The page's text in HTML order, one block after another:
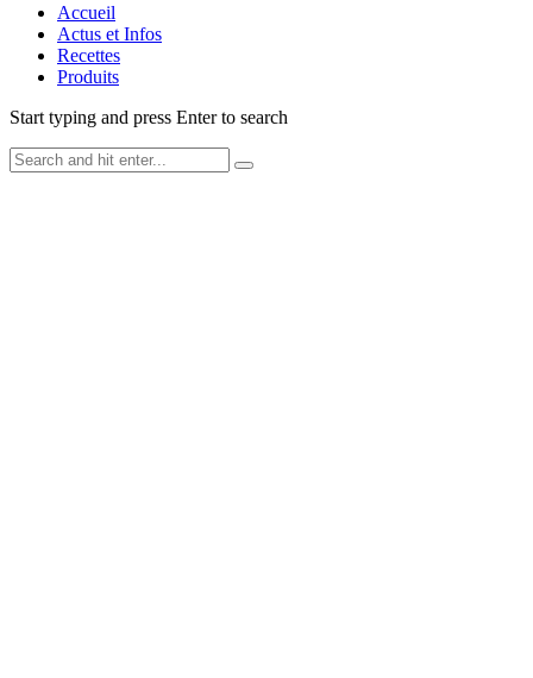
Accueil
Actus et Infos
Recettes
Produits
Start typing and press Enter to search